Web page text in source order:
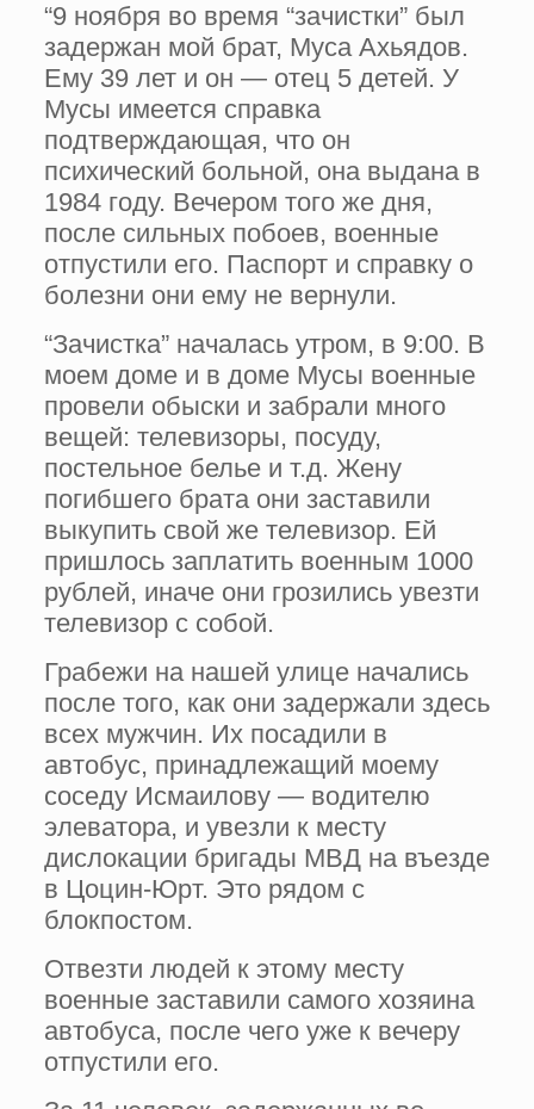
“9 ноября во время “зачистки” был
задержан мой брат, Муса Ахьядов.
Ему 39 лет и он — отец 5 детей. У
Мусы имеется справка
подтверждающая, что он
психический больной, она выдана в
1984 году. Вечером того же дня,
после сильных побоев, военные
отпустили его. Паспорт и справку о
болезни они ему не вернули.
“Зачистка” началась утром, в 9:00. В
моем доме и в доме Мусы военные
провели обыски и забрали много
вещей: телевизоры, посуду,
постельное белье и т.д. Жену
погибшего брата они заставили
выкупить свой же телевизор. Ей
пришлось заплатить военным 1000
рублей, иначе они грозились увезти
телевизор с собой.
Грабежи на нашей улице начались
после того, как они задержали здесь
всех мужчин. Их посадили в
автобус, принадлежащий моему
соседу Исмаилову — водителю
элеватора, и увезли к месту
дислокации бригады МВД на въезде
в Цоцин-Юрт. Это рядом с
блокпостом.
Отвезти людей к этому месту
военные заставили самого хозяина
автобуса, после чего уже к вечеру
отпустили его.